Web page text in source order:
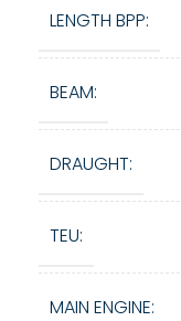
LENGTH BPP:
BEAM:
DRAUGHT:
TEU:
MAIN ENGINE: